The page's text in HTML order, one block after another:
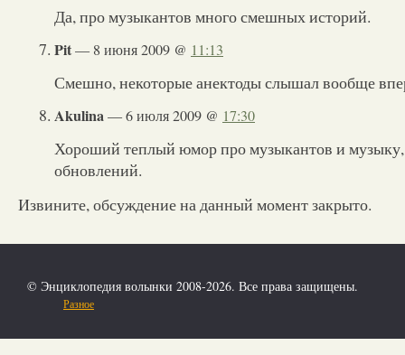
Да, про музыкантов много смешных историй.
Pit— 8 июня 2009 @ 11:13
Смешно, некоторые анектоды слышал вообще
Akulina— 6 июля 2009 @ 17:30
Хороший теплый юмор про музыкантов и
обновлений.
Извините, обсуждение на данный момент закрыто.
© Энциклопедия волынки 2008-2026. Все права защищены.
Разное